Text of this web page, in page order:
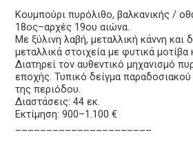
Κουμπούρι πυρόλιθο, βαλκανικής /
18ος–αρχές 19ου αιώνα.
Με ξύλινη λαβή, μεταλλική κάννη και
μεταλλικά στοιχεία με φυτικά μοτίβα
Διατηρεί τον αυθεντικό μηχανισμό
εποχής. Τυπικό δείγμα
της περιόδου.
Διαστάσεις: 44 εκ.
Εκτίμηση: 900–1.100 €